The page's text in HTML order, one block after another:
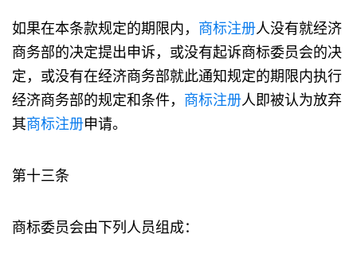
如果在本条款规定的期限内， 商标注册人没有就经济
商务部的决定提出申诉，或没有起诉商标委员会的决
定，或没有在经济商务部就此通知规定的期限内执行
经济商务部的规定和条件， 商标注册人即被认为放弃
其商标注册申请。
第十三条
商标委员会由下列人员组成：